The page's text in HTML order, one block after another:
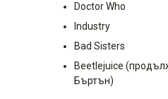
Doctor Who
Industry
Bad Sisters
Beetlejuice
Бъртън)